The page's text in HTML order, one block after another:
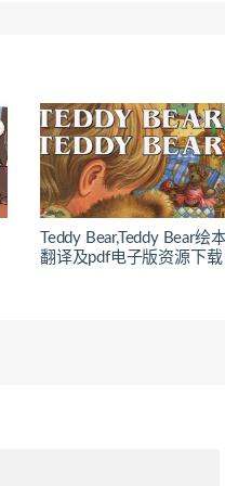
Teddy Bear,Teddy Bear绘
翻译及pdf电子版资源下载